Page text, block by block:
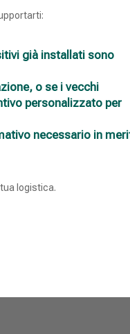
già installati sono
o se i vecchi
personalizzatoper
necessario in
logistica.